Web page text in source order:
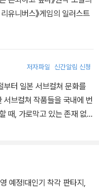
유니버스》게임의 일러스트
저자파일 신간알림 신청
부터 일본 서브컬쳐 문화를
서브컬쳐 작품들을 국내에 번
때, 가로막고 있는 존재 없이
예정!대인기 착각 판타지,